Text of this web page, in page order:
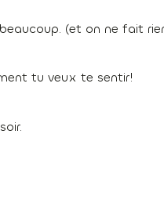
(et on ne fait
tu veux te sentir!